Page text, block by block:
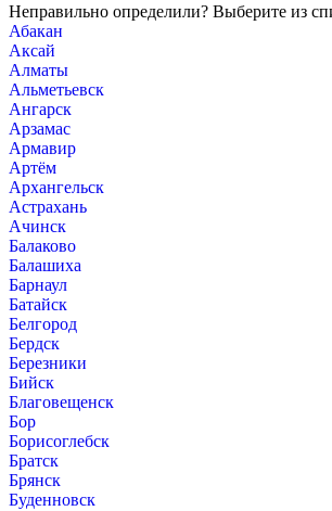
Неправильно определили? Выберите из
Абакан
Аксай
Алматы
Альметьевск
Ангарск
Арзамас
Армавир
Артём
Архангельск
Астрахань
Ачинск
Балаково
Балашиха
Барнаул
Батайск
Белгород
Бердск
Березники
Бийск
Благовещенск
Бор
Борисоглебск
Братск
Брянск
Буденновск